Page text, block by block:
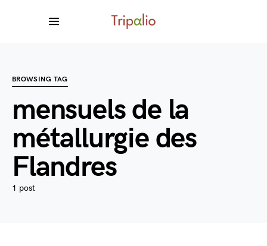
BROWSING TAG
mensuels de la
métallurgie des
Flandres
1 post